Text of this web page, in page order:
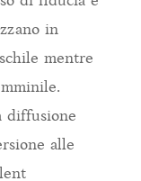
in
mentre
diffusione
alle